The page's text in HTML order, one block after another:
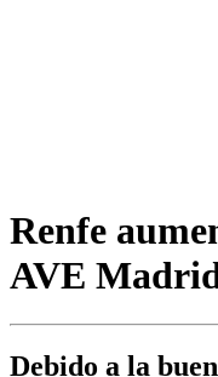
Renfe
AVE
Debido a la